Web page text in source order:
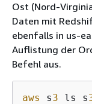
Ost (Nord-
Daten mit
ebenfalls in us-
Auflistung der
Befehl aus.
aws s3 ls s